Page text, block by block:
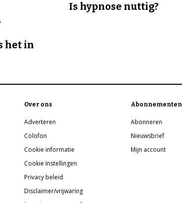
het in
Is hypnose nuttig?
Over ons
Adverteren
Colofon
Cookie informatie
Cookie Instellingen
Privacy beleid
Disclaimer/vrijwaring
Abonnementen
Abonneren
Nieuwsbrief
Mijn account